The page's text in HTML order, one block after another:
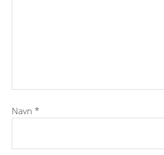
Navn *